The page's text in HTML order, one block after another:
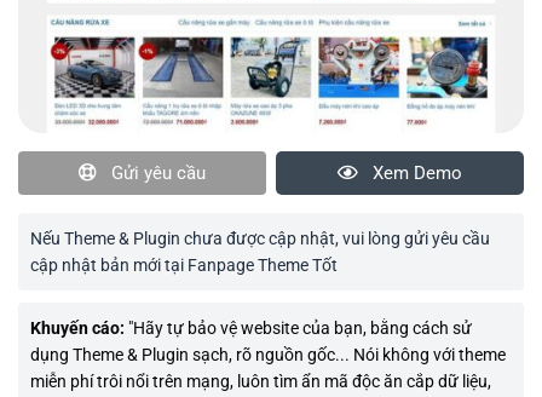
Gửi yêu cầu Xem Demo
Nếu Theme & Plugin chưa được cập nhật, vui lòng gửi yêu cầu
cập nhật bản mới tại Fanpage Theme Tốt
Khuyến cáo: "Hãy tự bảo vệ website của bạn, bằng cách sử
dụng Theme & Plugin sạch, rõ nguồn gốc... Nói không với theme
miễn phí trôi nổi trên mạng, luôn tìm ẩn mã độc ăn cắp dữ liệu,